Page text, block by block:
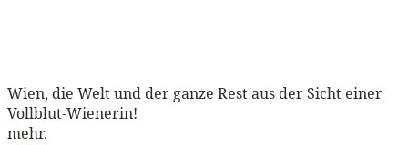
Wien, die Welt und der ganze Rest aus der Sicht einer
Vollblut-Wienerin!
mehr.